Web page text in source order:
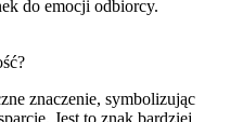
do emocji odbiorcy.
znaczenie, symbolizując
Jest to znak bardziej